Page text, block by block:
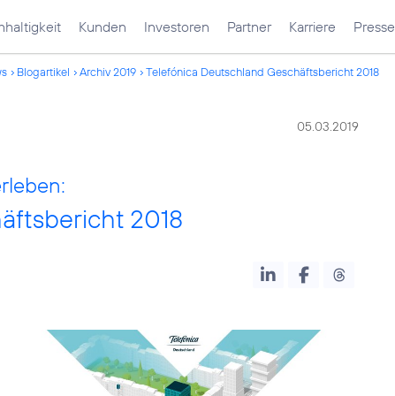
Kunden Investoren Partner Karriere Presse
Blogartikel Archiv 2019 Telefónica Deutschland Geschäftsbericht 2018
05.03.2019
2018